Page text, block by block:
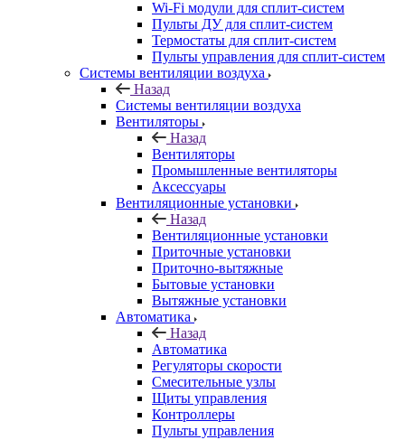
Wi-Fi модули для сплит-систем
Пульты ДУ для сплит-систем
Термостаты для сплит-систем
Пульты управления для сплит-систем
Системы вентиляции воздуха
Назад
Системы вентиляции воздуха
Вентиляторы
Назад
Вентиляторы
Промышленные вентиляторы
Аксессуары
Вентиляционные установки
Назад
Вентиляционные установки
Приточные установки
Приточно-вытяжные
Бытовые установки
Вытяжные установки
Автоматика
Назад
Автоматика
Регуляторы скорости
Смесительные узлы
Щиты управления
Контроллеры
Пульты управления